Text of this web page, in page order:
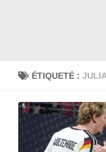
ÉTIQUETÉ :